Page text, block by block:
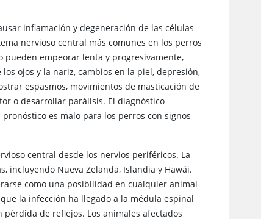
inflamación y degeneración de las células
nervioso central más comunes en los perros
pueden empeorar lenta y progresivamente,
ojos y la nariz, cambios en la piel, depresión,
espasmos, movimientos de masticación de
o desarrollar parálisis. El diagnóstico
es malo para los perros con signos
central desde los nervios periféricos. La
incluyendo Nueva Zelanda, Islandia y Hawái.
como una posibilidad en cualquier animal
la infección ha llegado a la médula espinal
de reflejos. Los animales afectados